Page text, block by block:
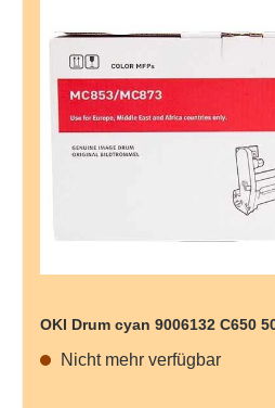
OKI Drum cyan 9006132 C650
Nicht mehr verfügbar